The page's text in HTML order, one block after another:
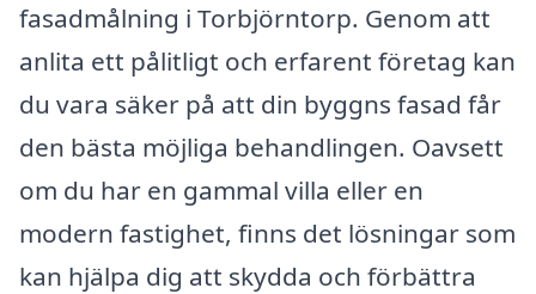
fasadmålning i Torbjörntorp. Genom att
anlita ett pålitligt och erfarent företag kan
du vara säker på att din byggns fasad får
den bästa möjliga behandlingen. Oavsett
om du har en gammal villa eller en
modern fastighet, finns det lösningar som
kan hjälpa dig att skydda och förbättra